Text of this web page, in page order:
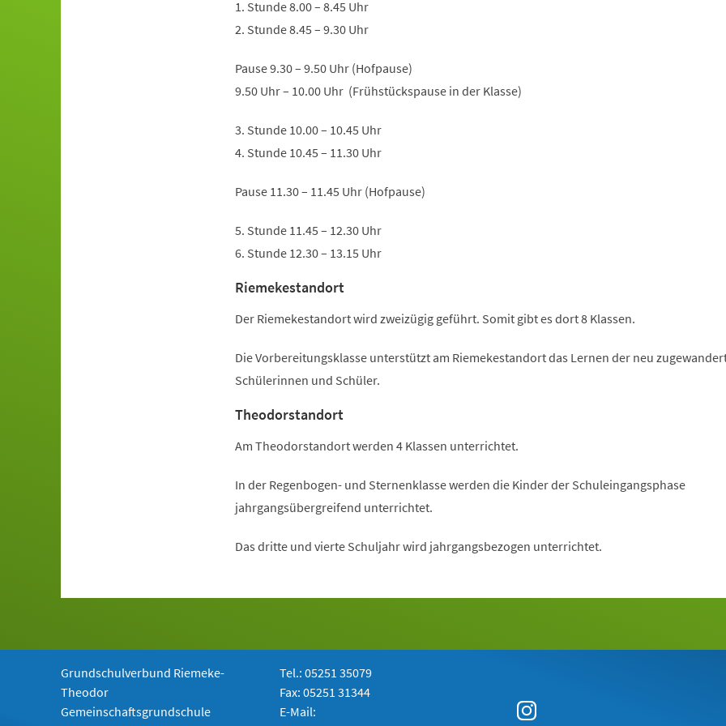
1. Stunde 8.00 – 8.45 Uhr
2. Stunde 8.45 – 9.30 Uhr
Pause 9.30 – 9.50 Uhr (Hofpause)
9.50 Uhr – 10.00 Uhr (Frühstückspause in der Klasse)
3. Stunde 10.00 – 10.45 Uhr
4. Stunde 10.45 – 11.30 Uhr
Pause 11.30 – 11.45 Uhr (Hofpause)
5. Stunde 11.45 – 12.30 Uhr
6. Stunde 12.30 – 13.15 Uhr
Riemekestandort
Der Riemekestandort wird zweizügig geführt. Somit gibt es dort 8 Klassen.
Die Vorbereitungsklasse unterstützt am Riemekestandort das Lernen der neu
Schülerinnen und Schüler.
Theodorstandort
Am Theodorstandort werden 4 Klassen unterrichtet.
In der Regenbogen- und Sternenklasse werden die Kinder der Schuleingangsphase
jahrgangsübergreifend unterrichtet.
Das dritte und vierte Schuljahr wird jahrgangsbezogen unterrichtet.
Grundschulverbund Riemeke-
Theodor
Gemeinschaftsgrundschule
Tel.: 05251 35079
Fax: 05251 31344
E-Mail: